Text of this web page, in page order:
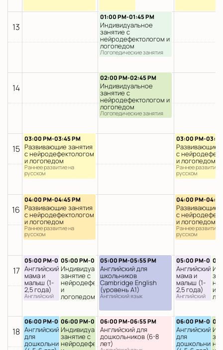
13
14
15
16
17
18
05:00 PM-05:45 PM
Английский
мама и
малыш (1-
2,5 года)
Английский
язык
05:00 PM-05:45 PM
Индивидуальное
занятие с
нейродефектологом
и
логопедом
06:00 PM-06:55 PM
Английский
для
дошкольников
06:00 PM-06:45 PM
Индивидуальное
занятие с
нейродефектологом
03:00 PM-03:45 PM
Развивающие занятия
с нейродефектологом
и логопедом
Раннее развитие на
русском
04:00 PM-04:45 PM
Развивающие занятия
с нейродефектологом
и логопедом
Раннее развитие на
русском
01:00 PM-01:45 PM
Индивидуальное
занятие с
нейродефектологом и
логопедом
Логопедические занятия
02:00 PM-02:45 PM
Индивидуальное
занятие с
нейродефектологом и
логопедом
Логопедические занятия
05:00 PM-05:55 PM
Английский для
школьников
Cambridge English
(уровень A1)
Английский язык
06:00 PM-06:55 PM
Английский для
дошкольников (6-8
лет)
05:00 PM-05:45
Английский
мама и
малыш (1-
2,5 года)
Английский
язык
и
06:00 PM-06:55
Английский
для
дошкольников
03:00 PM-03:45
Развивающие
с
и логопедом
Раннее развитие
русском
04:00 PM-04:45
Развивающие
с
и логопедом
Раннее развитие
русском